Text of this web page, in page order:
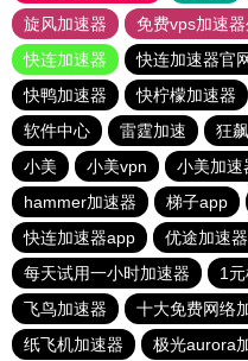
旋风加速器
免费vps加速
快连加速器
快连加速器官
快鸭加速器
快柠檬加速器
软件中心
雷霆加速 狂
小美
小美vpn 小美加速
hammer加速器
梯子app
快连加速器app
优途加速
每天试用一小时加速器
1
飞鸟加速器
十大免费网络
纸飞机加速器
极光aurora